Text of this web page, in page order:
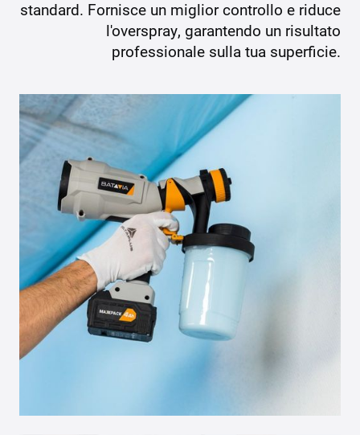
standard. Fornisce un miglior controllo e riduce
l'overspray, garantendo un risultato
professionale sulla tua superficie.